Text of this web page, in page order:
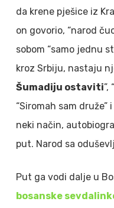
da krene pješice iz
on govorio, “narod
sobom “samo jednu
kroz Srbiju, nastaju
Šumadiju ostaviti”,
“Siromah sam
neki način,
put. Narod sa
Put ga vodi dalje u
bosanske